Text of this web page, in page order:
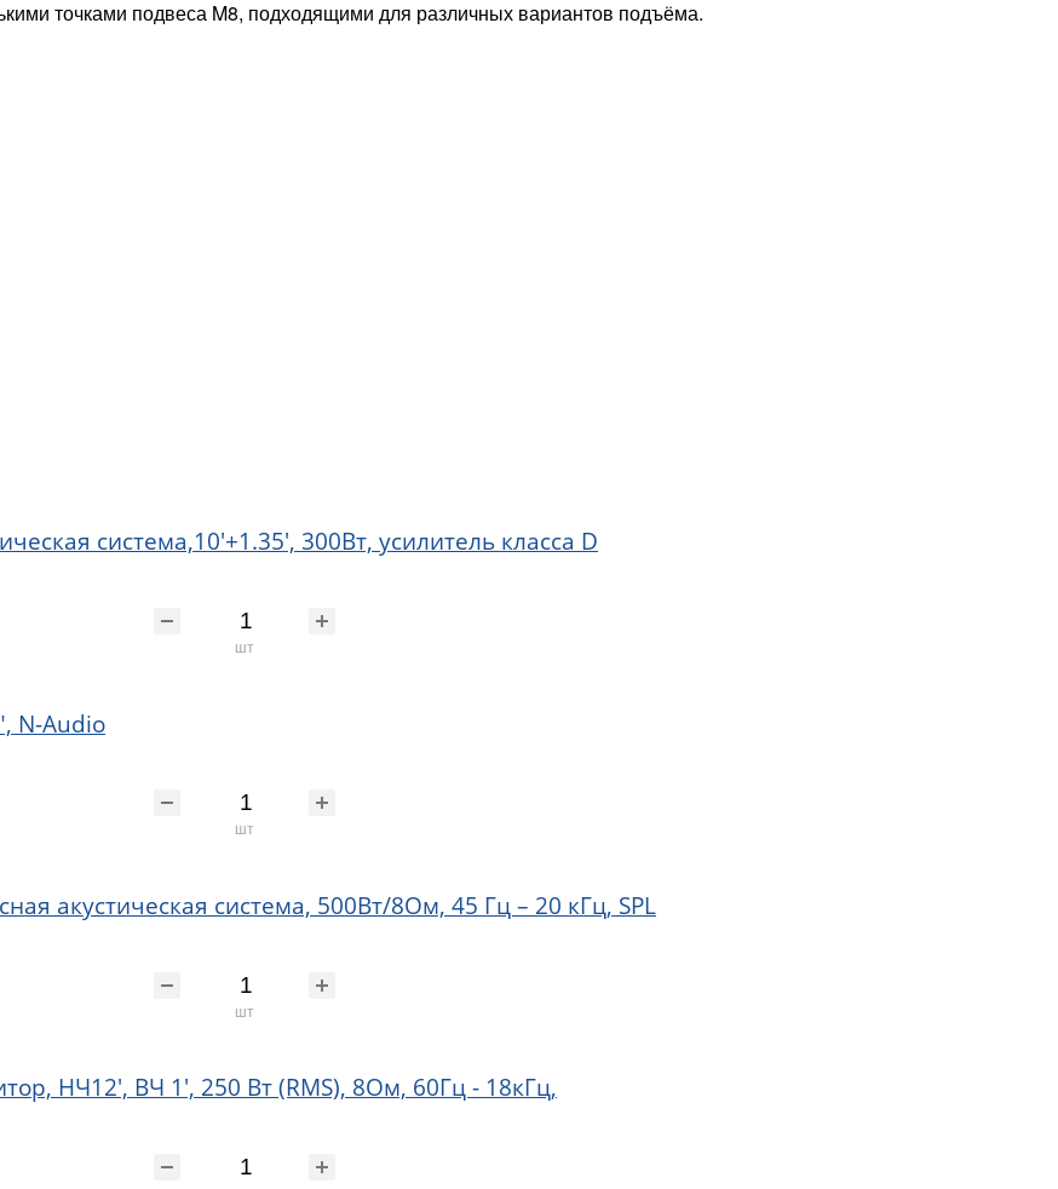
точками подвеса M8, подходящими для различных вариантов подъёма.
система,10'+1.35', 300Вт, усилитель класса D
шт
N-Audio
шт
акустическая система, 500Вт/8Ом, 45 Гц – 20 кГц, SPL
шт
НЧ12', ВЧ 1', 250 Вт (RMS), 8Ом, 60Гц - 18кГц,